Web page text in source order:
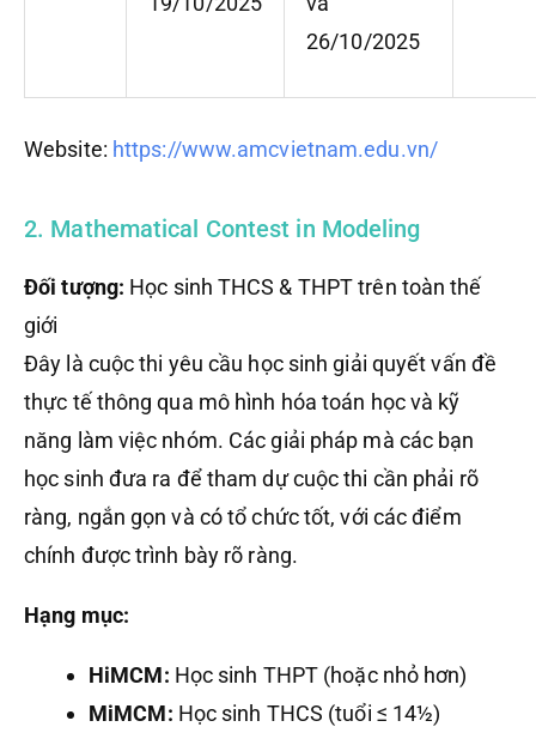
26/10/2025
Website: https://www.amcvietnam.edu.vn/
2. Mathematical Contest in Modeling
Đối tượng: Học sinh THCS & THPT trên toàn thế
giới
Đây là cuộc thi yêu cầu học sinh giải quyết vấn đề
thực tế thông qua mô hình hóa toán học và kỹ
năng làm việc nhóm. Các giải pháp mà các bạn
học sinh đưa ra để tham dự cuộc thi cần phải rõ
ràng, ngắn gọn và có tổ chức tốt, với các điểm
chính được trình bày rõ ràng.
Hạng mục:
HiMCM: Học sinh THPT (hoặc nhỏ hơn)
MiMCM: Học sinh THCS (tuổi ≤ 14½)